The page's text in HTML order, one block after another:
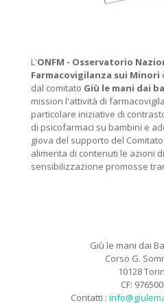
L'ONFM - Osservatorio
Farmacovigilanza sui Minori
dal comitato Giù le mani dai
mission l'attività di
particolare iniziative di
di psicofarmaci su bambini e
giova del supporto del
alimenta di contenuti le azioni
sensibilizzazione promosse
Giù le mani dai
Corso G.
10128
CF:
Contatti :